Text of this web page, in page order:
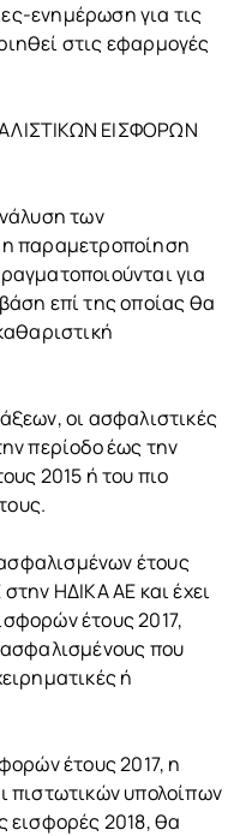
ενημέρωση για τις
στις εφαρμογές
ΕΙΣΦΟΡΩΝ
των
παραμετροποίηση
για
επί της οποίας θα
οι ασφαλιστικές
περίοδο έως την
2015 ή του πιο
έτους
ΗΔΙΚΑ ΑΕ και έχει
έτους 2017,
που
ή
έτους 2017, η
πιστωτικών υπολοίπων
εισφορές 2018, θα